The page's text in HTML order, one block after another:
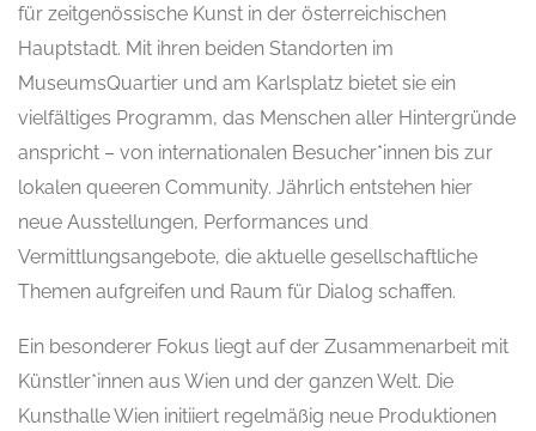
für zeitgenössische Kunst in der österreichischen
Hauptstadt. Mit ihren beiden Standorten im
MuseumsQuartier und am Karlsplatz bietet sie ein
vielfältiges Programm, das Menschen aller Hintergründe
anspricht – von internationalen Besucher*innen bis zur
lokalen queeren Community. Jährlich entstehen hier
neue Ausstellungen, Performances und
Vermittlungsangebote, die aktuelle gesellschaftliche
Themen aufgreifen und Raum für Dialog schaffen.
Ein besonderer Fokus liegt auf der Zusammenarbeit mit
Künstler*innen aus Wien und der ganzen Welt. Die
Kunsthalle Wien initiiert regelmäßig neue Produktionen